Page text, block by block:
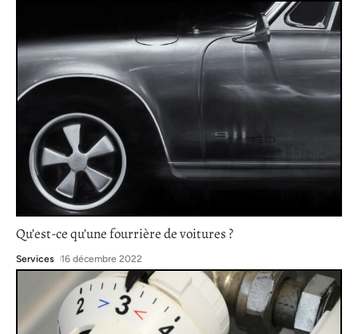
Qu’est-ce qu’une fourrière de voitures ?
Services 16 décembre 2022